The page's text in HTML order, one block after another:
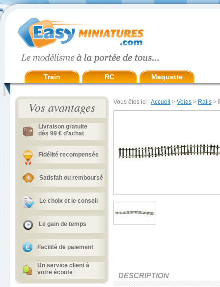
Train RC Maquette
Vos avantages
Livraison gratuite
dès 99 € d'achat
Fidélité recompensée
Satisfait ou remboursé
Le choix et le conseil
Le gain de temps
Facilité de paiement
Un service client à
votre écoute
Vous êtes ici :Accueil > Voies > Rails >
DESCRIPTION